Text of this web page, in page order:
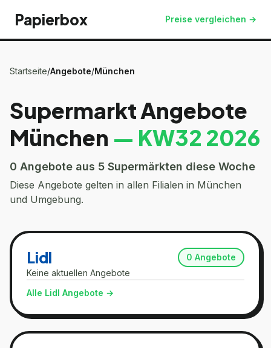
Papierbox Preise vergleichen →
Startseite/Angebote/München
Supermarkt Angebote
München — KW32 2026
0 Angebote aus 5 Supermärkten diese Woche
Diese Angebote gelten in allen Filialen in München
und Umgebung.
Lidl 0 Angebote
Keine aktuellen Angebote
Alle Lidl Angebote →